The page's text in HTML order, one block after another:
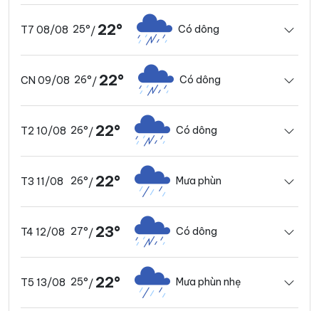
T7 08/08 25°/ 22° Có dông
CN 09/08 26°/ 22° Có dông
T2 10/08 26°/ 22° Có dông
T3 11/08 26°/ 22° Mưa phùn
T4 12/08 27°/ 23° Có dông
T5 13/08 25°/ 22° Mưa phùn nhẹ